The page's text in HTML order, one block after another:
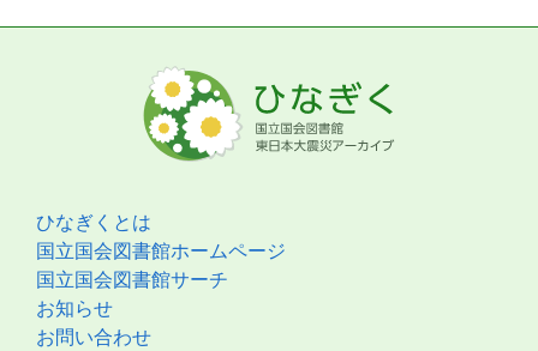
ひなぎくとは
国立国会図書館ホームページ
国立国会図書館サーチ
お知らせ
お問い合わせ